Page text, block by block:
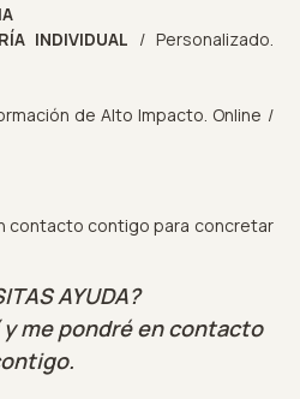
INDIVIDUAL / Personalizado.
de Alto Impacto. Online /
contacto contigo para concretar
AYUDA?
me pondré en contacto